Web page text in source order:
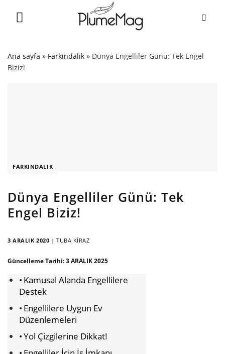
Ana sayfa » Farkındalık » Dünya Engelliler Günü: Tek Engel
Biziz!
FARKINDALIK
Dünya Engelliler Günü: Tek
Engel Biziz!
3 ARALIK 2020 | TUBA KIRAZ
Güncelleme Tarihi:3 ARALIK 2025
Kamusal Alanda Engellilere
Destek
Engellilere Uygun Ev
Düzenlemeleri
Yol Çizgilerine Dikkat!